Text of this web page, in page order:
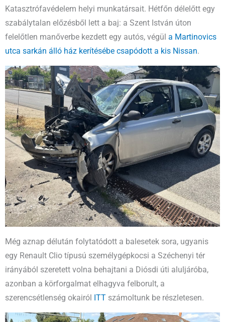
Katasztrófavédelem helyi munkatársait. Hétfőn délelőtt egy
szabálytalan előzésből lett a baj: a Szent István úton
felelőtlen manőverbe kezdett egy autós, végül a Martinovics
utca sarkán álló ház kerítésébe csapódott a kis Nissan.
Még aznap délután folytatódott a balesetek sora, ugyanis
egy Renault Clio típusú személygépkocsi a Széchenyi tér
irányából szeretett volna behajtani a Diósdi úti aluljáróba,
azonban a körforgalmat elhagyva felborult, a
szerencsétlenség okairól
ITT számoltunk be részletesen.